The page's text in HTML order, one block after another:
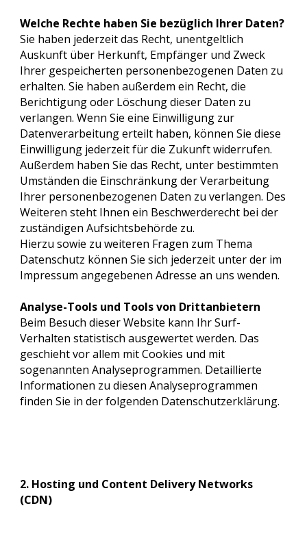
Welche Rechte haben Sie bezüglich Ihrer Daten?
Sie haben jederzeit das Recht, unentgeltlich
Auskunft über Herkunft, Empfänger und Zweck
Ihrer gespeicherten personenbezogenen Daten zu
erhalten. Sie haben außerdem ein Recht, die
Berichtigung oder Löschung dieser Daten zu
verlangen. Wenn Sie eine Einwilligung zur
Datenverarbeitung erteilt haben, können Sie diese
Einwilligung jederzeit für die Zukunft widerrufen.
Außerdem haben Sie das Recht, unter bestimmten
Umständen die Einschränkung der Verarbeitung
Ihrer personenbezogenen Daten zu verlangen. Des
Weiteren steht Ihnen ein Beschwerderecht bei der
zuständigen Aufsichtsbehörde zu.
Hierzu sowie zu weiteren Fragen zum Thema
Datenschutz können Sie sich jederzeit unter der im
Impressum angegebenen Adresse an uns wenden.
Analyse-Tools und Tools von Drittanbietern
Beim Besuch dieser Website kann Ihr Surf-
Verhalten statistisch ausgewertet werden. Das
geschieht vor allem mit Cookies und mit
sogenannten Analyseprogrammen. Detaillierte
Informationen zu diesen Analyseprogrammen
finden Sie in der folgenden Datenschutzerklärung.
2. Hosting und Content Delivery Networks
(CDN)